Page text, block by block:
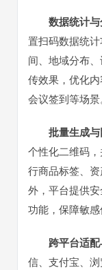
数据统计
置扫码数据统
间、地域分布
传效果，优化内
会议签到等场景
批量生成
个性化二维码
行商品标签、
外，平台提供
功能，保障敏感
跨平台适
信、支付宝、